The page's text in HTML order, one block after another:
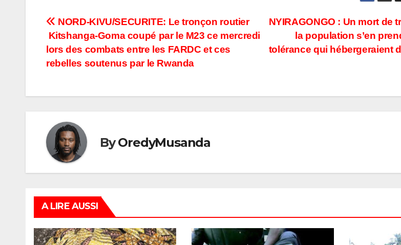
Navigation
de
l’article
NYIRAGONGO : Un mort de
la population s’en
tolérance qui hébergeraient
NORD-KIVU/SECURITE: Le tronçon routier
Kitshanga-Goma coupé par le M23 ce mercredi
lors des combats entre les FARDC et ces
rebelles soutenus par le Rwanda
ByOredyMusanda
A LIRE AUSSI